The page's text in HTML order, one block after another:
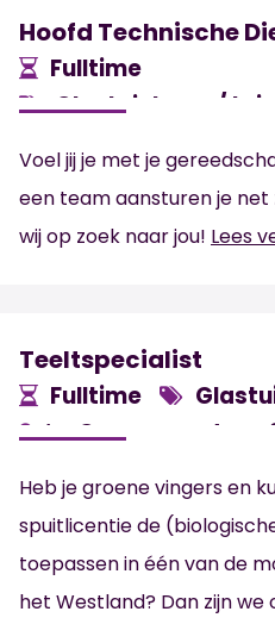
Hoofd Technische
Fulltime
Glastuinbouw/
3.500 - 5.500
Voel jij je met je
een team aansturen je net
wij op zoek naar jou! Lees
Teeltspecialist
Fulltime
‘s-Gravenzande
Heb je groene vingers en
spuitlicentie de
toepassen in één van de
het Westland? Dan zijn we